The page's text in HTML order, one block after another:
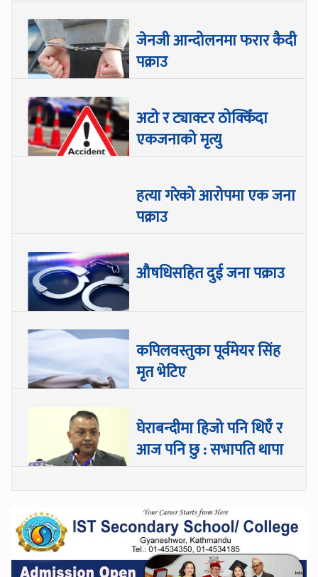
जेनजी आन्दोलनमा फरार कैदी
पक्राउ
अटो र ट्याक्टर ठोक्किँदा
एकजनाको मृत्यु
हत्या गरेको आरोपमा एक जना
पक्राउ
औषधिसहित दुई जना पक्राउ
कपिलवस्तुका पूर्वमेयर सिंह
मृत भेटिए
घेराबन्दीमा हिजो पनि थिएँ र
आज पनि छु : सभापति थापा